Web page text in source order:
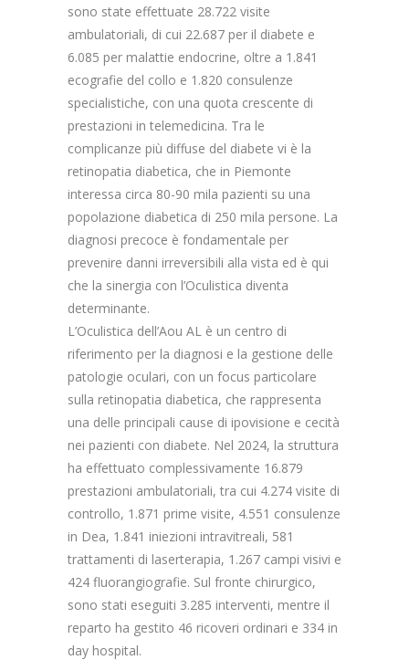
sono state effettuate 28.722 visite
ambulatoriali, di cui 22.687 per il diabete e
6.085 per malattie endocrine, oltre a 1.841
ecografie del collo e 1.820 consulenze
specialistiche, con una quota crescente di
prestazioni in telemedicina. Tra le
complicanze più diffuse del diabete vi è la
retinopatia diabetica, che in Piemonte
interessa circa 80-90 mila pazienti su una
popolazione diabetica di 250 mila persone. La
diagnosi precoce è fondamentale per
prevenire danni irreversibili alla vista ed è qui
che la sinergia con l’Oculistica diventa
determinante.
L’Oculistica dell’Aou AL è un centro di
riferimento per la diagnosi e la gestione delle
patologie oculari, con un focus particolare
sulla retinopatia diabetica, che rappresenta
una delle principali cause di ipovisione e cecità
nei pazienti con diabete. Nel 2024, la struttura
ha effettuato complessivamente 16.879
prestazioni ambulatoriali, tra cui 4.274 visite di
controllo, 1.871 prime visite, 4.551 consulenze
in Dea, 1.841 iniezioni intravitreali, 581
trattamenti di laserterapia, 1.267 campi visivi e
424 fluorangiografie. Sul fronte chirurgico,
sono stati eseguiti 3.285 interventi, mentre il
reparto ha gestito 46 ricoveri ordinari e 334 in
day hospital.